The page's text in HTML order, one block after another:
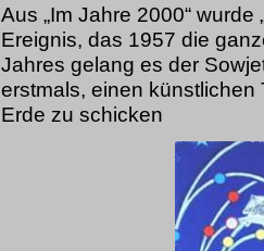
Aus „Im Jahre 2000“
Ereignis, das 1957 die
Jahres gelang es der
erstmals, einen
Erde zu schicken